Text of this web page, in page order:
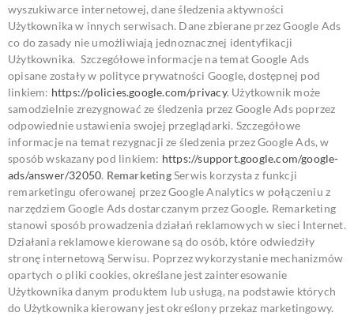
wyszukiwarce internetowej, dane śledzenia aktywności
Użytkownika w innych serwisach. Dane zbierane przez Google Ads
co do zasady nie umożliwiają jednoznacznej identyfikacji
Użytkownika. Szczegółowe informacje na temat Google Ads
opisane zostały w polityce prywatności Google, dostępnej pod
linkiem: https://policies.google.com/privacy. Użytkownik może
samodzielnie zrezygnować ze śledzenia przez Google Ads poprzez
odpowiednie ustawienia swojej przeglądarki. Szczegółowe
informacje na temat rezygnacji ze śledzenia przez Google Ads, w
sposób wskazany pod linkiem: https://support.google.com/google-
ads/answer/32050. RemarketingSerwis korzysta z funkcji
remarketingu oferowanej przez Google Analytics w połączeniuz
narzędziem Google Ads dostarczanym przez Google. Remarketing
stanowi sposób prowadzenia działań reklamowych w sieci Internet.
Działania reklamowe kierowane są do osób, które odwiedziły
stronę internetową Serwisu. Poprzez wykorzystanie mechanizmów
opartych o pliki cookies, określane jest zainteresowanie
Użytkownika danym produktem lub usługą, na podstawie których
do Użytkownika kierowany jest określony przekaz marketingowy.